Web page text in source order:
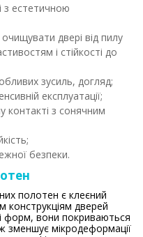
з естетичною
двері від пилу
і стійкості до
зусиль, догляд;
експлуатації;
контакті з сонячним
безпеки.
полотен є клеєний
конструкціям дверей
форм, вони покриваються
мікродеформації